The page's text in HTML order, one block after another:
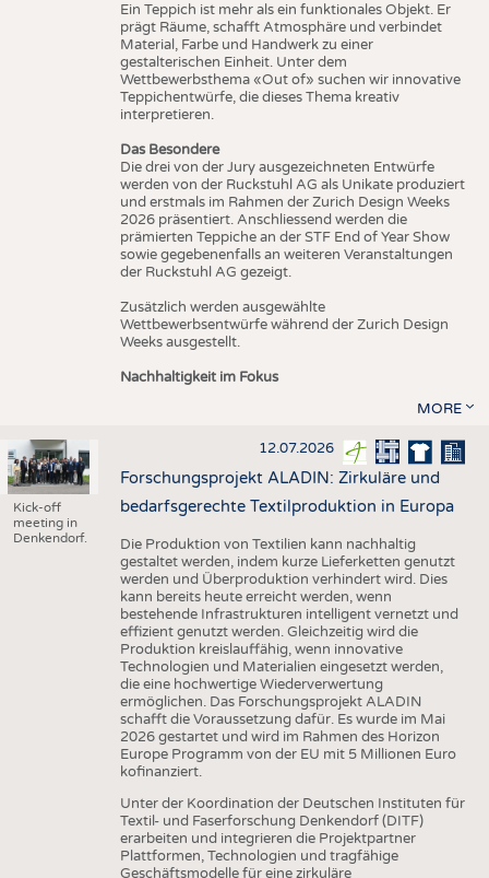
Ein Teppich ist mehr als ein funktionales Objekt. Er
prägt Räume, schafft Atmosphäre und verbindet
Material, Farbe und Handwerk zu einer
gestalterischen Einheit. Unter dem
Wettbewerbsthema «Out of» suchen wir innovative
Teppichentwürfe, die dieses Thema kreativ
interpretieren.
Das Besondere
Die drei von der Jury ausgezeichneten Entwürfe
werden von der Ruckstuhl AG als Unikate produziert
und erstmals im Rahmen der Zurich Design Weeks
2026 präsentiert. Anschliessend werden die
prämierten Teppiche an der STF End of Year Show
sowie gegebenenfalls an weiteren Veranstaltungen
der Ruckstuhl AG gezeigt.
Zusätzlich werden ausgewählte
Wettbewerbsentwürfe während der Zurich Design
Weeks ausgestellt.
Nachhaltigkeit im Fokus
MORE
Kick-off
meeting in
Denkendorf.
12.07.2026
Forschungsprojekt ALADIN: Zirkuläre und
bedarfsgerechte Textilproduktion in Europa
Die Produktion von Textilien kann nachhaltig
gestaltet werden, indem kurze Lieferketten genutzt
werden und Überproduktion verhindert wird. Dies
kann bereits heute erreicht werden, wenn
bestehende Infrastrukturen intelligent vernetzt und
effizient genutzt werden. Gleichzeitig wird die
Produktion kreislauffähig, wenn innovative
Technologien und Materialien eingesetzt werden,
die eine hochwertige Wiederverwertung
ermöglichen. Das Forschungsprojekt ALADIN
schafft die Voraussetzung dafür. Es wurde im Mai
2026 gestartet und wird im Rahmen des Horizon
Europe Programm von der EU mit 5 Millionen Euro
kofinanziert.
Unter der Koordination der Deutschen Instituten für
Textil- und Faserforschung Denkendorf (DITF)
erarbeiten und integrieren die Projektpartner
Plattformen, Technologien und tragfähige
Geschäftsmodelle für eine zirkuläre